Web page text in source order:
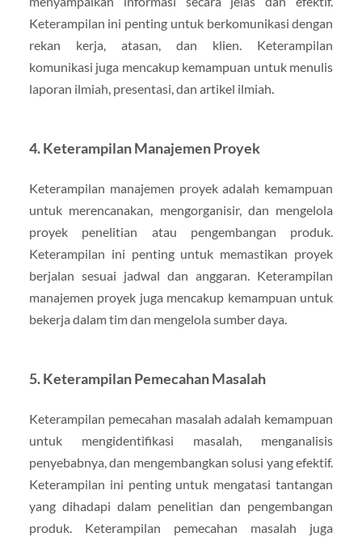
Keterampilan ini penting untuk berkomunikasi dengan
rekan kerja, atasan, dan klien. Keterampilan
komunikasi juga mencakup kemampuan untuk menulis
laporan ilmiah, presentasi, dan artikel ilmiah.
4. Keterampilan Manajemen Proyek
Keterampilan manajemen proyek adalah kemampuan
untuk merencanakan, mengorganisir, dan mengelola
proyek penelitian atau pengembangan produk.
Keterampilan ini penting untuk memastikan proyek
berjalan sesuai jadwal dan anggaran. Keterampilan
manajemen proyek juga mencakup kemampuan untuk
bekerja dalam tim dan mengelola sumber daya.
5. Keterampilan Pemecahan Masalah
Keterampilan pemecahan masalah adalah kemampuan
untuk mengidentifikasi masalah, menganalisis
penyebabnya, dan mengembangkan solusi yang efektif.
Keterampilan ini penting untuk mengatasi tantangan
yang dihadapi dalam penelitian dan pengembangan
produk. Keterampilan pemecahan masalah juga